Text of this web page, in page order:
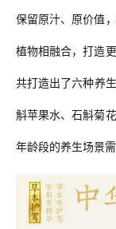
保留原汁、原价值
植物相融合，打造
共打造出了六种养
斛苹果水、石斛菊
年龄段的养生场景需